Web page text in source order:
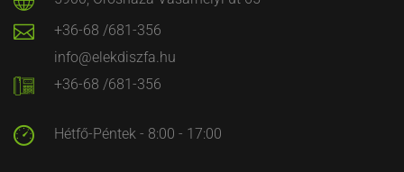
+36-68 /681-356
info@elekdiszfa.hu
+36-68 /681-356
Hétfő-Péntek - 8:00 - 17:00